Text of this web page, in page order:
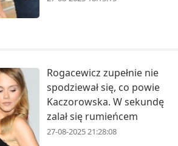
Rogacewicz zupełnie nie
spodziewał się, co powie
Kaczorowska. W sekundę
zalał się rumieńcem
27-08-2025 21:28:08